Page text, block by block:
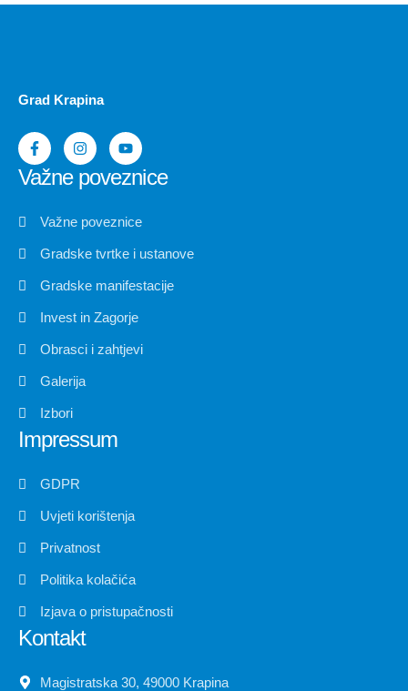
Grad Krapina
Važne poveznice
Važne poveznice
Gradske tvrtke i ustanove
Gradske manifestacije
Invest in Zagorje
Obrasci i zahtjevi
Galerija
Izbori
Impressum
GDPR
Uvjeti korištenja
Privatnost
Politika kolačića
Izjava o pristupačnosti
Kontakt
Magistratska 30, 49000 Krapina